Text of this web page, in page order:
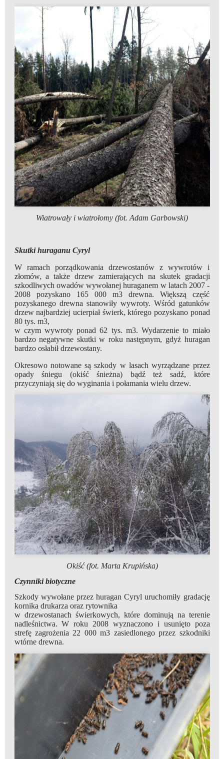
Wiatrowały i wiatrołomy (fot. Adam Garbowski)
Skutki huraganu Cyryl
W ramach porządkowania drzewostanów z wywrotów i
złomów, a także drzew zamierających na skutek gradacji
szkodliwych owadów wywołanej huraganem w latach 2007 -
2008 pozyskano 165 000 m3 drewna. Większą część
pozyskanego drewna stanowiły wywroty. Wśród gatunków
drzew najbardziej ucierpiał świerk, którego pozyskano ponad
80 tys. m3,
w czym wywroty ponad 62 tys. m3. Wydarzenie to miało
bardzo negatywne skutki w roku następnym, gdyż huragan
bardzo osłabił drzewostany.
Okresowo notowane są szkody w lasach wyrządzane przez
opady śniegu (okiść śnieżna) bądź też sadź, które
przyczyniają się do wyginania i połamania wielu drzew.
Okiść (fot. Marta Krupińska)
Czynniki biotyczne
Szkody wywołane przez huragan Cyryl uruchomiły gradację
kornika drukarza oraz rytownika
w drzewostanach świerkowych, które dominują na terenie
nadleśnictwa. W roku 2008 wyznaczono i usunięto poza
strefę zagrożenia 22 000 m3 zasiedlonego przez szkodniki
wtórne drewna.